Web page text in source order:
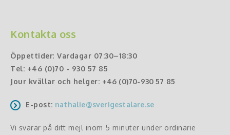
Kontakta oss
Öppettider: Vardagar 07:30–18:30
Tel: +46 (0)70 - 930 57 85
Jour kvällar och helger: +46 (0)70-930 57 85
E-post: nathalie@sverigestalare.se
Vi svarar på ditt mejl inom 5 minuter under ordinarie